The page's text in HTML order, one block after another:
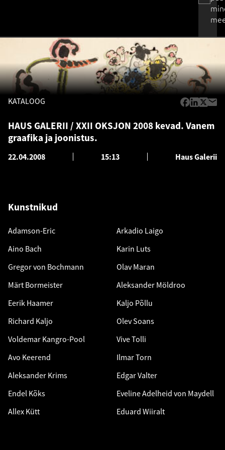
KATALOOG
HAUS GALERII / XXII OKSJON 2008 kevad. Vanem
graafika ja joonistus.
22.04.2008 15:13 Haus Galerii
Kunstnikud
Adamson-Eric
Aino Bach
Gregor von Bochmann
Märt Bormeister
Eerik Haamer
Richard Kaljo
Voldemar Kangro-Pool
Avo Keerend
Aleksander Krims
Endel Kõks
Allex Kütt
Arkadio Laigo
Karin Luts
Olav Maran
Aleksander Möldroo
Kaljo Põllu
Olev Soans
Vive Tolli
Ilmar Torn
Edgar Valter
Eveline Adelheid von Maydell
Eduard Wiiralt